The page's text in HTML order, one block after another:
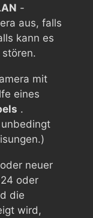
-
aus, falls
kann es
mit
eines
.
neuer
oder
die
wird,